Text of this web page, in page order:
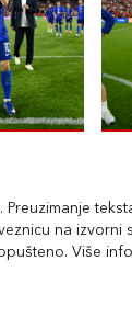
na izvorni
Više